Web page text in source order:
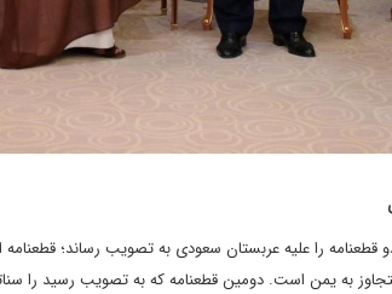
به یمن است. دومین قطعنامه که به تصویب رسید را